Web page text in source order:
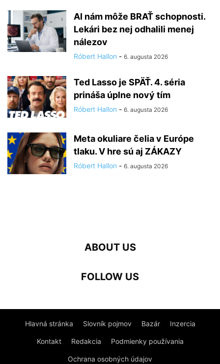
AI nám môže BRAŤ schopnosti.
Lekári bez nej odhalili menej
nálezov
Róbert Hallon - 6. augusta 2026
Ted Lasso je SPÄŤ. 4. séria
prináša úplne nový tím
Róbert Hallon - 6. augusta 2026
Meta okuliare čelia v Európe
tlaku. V hre sú aj ZÁKAZY
Róbert Hallon - 6. augusta 2026
ABOUT US
FOLLOW US
Hlavná stránka Slovník pojmov Bazár Inzercia
Kontakt Redakcia Podmienky používania
Ochrana osobných údajov